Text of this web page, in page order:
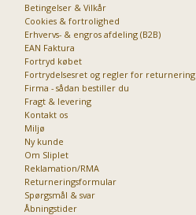
Betingelser & Vilkår
Cookies & fortrolighed
Erhvervs- & engros afdeling (B2B)
EAN Faktura
Fortryd købet
Fortrydelsesret og regler for returnering
Firma - sådan bestiller du
Fragt & levering
Kontakt os
Miljø
Ny kunde
Om Sliplet
Reklamation/RMA
Returneringsformular
Spørgsmål & svar
Åbningstider